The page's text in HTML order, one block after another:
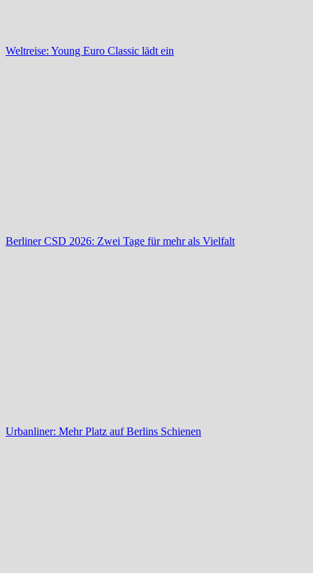
Weltreise: Young Euro Classic lädt ein
Berliner CSD 2026: Zwei Tage für mehr als Vielfalt
Urbanliner: Mehr Platz auf Berlins Schienen